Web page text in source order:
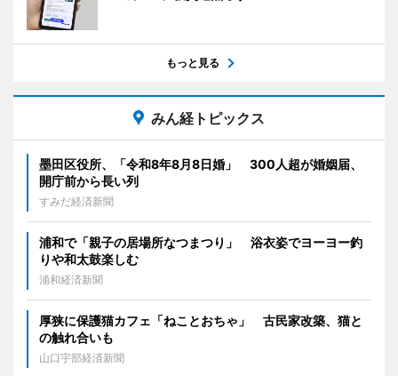
もっと見る
みん経トピックス
墨田区役所、「令和8年8月8日婚」 300人超が婚姻届、
開庁前から長い列
すみだ経済新聞
浦和で「親子の居場所なつまつり」 浴衣姿でヨーヨー釣
りや和太鼓楽しむ
浦和経済新聞
厚狭に保護猫カフェ「ねことおちゃ」 古民家改築、猫と
の触れ合いも
山口宇部経済新聞